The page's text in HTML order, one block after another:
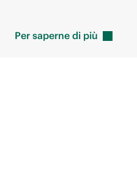
Per saperne di più